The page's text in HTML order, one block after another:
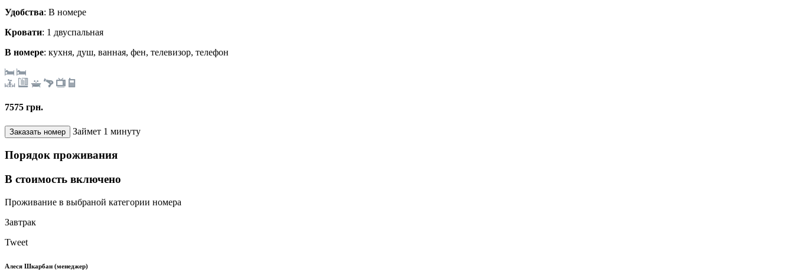
Удобства: В номере
Кровати: 1 двуспальная
В номере: кухня, душ, ванная, фен, телевизор, телефон
7575 грн.
Займет 1 минуту
Порядок проживания
В стоимость включено
Проживание в выбраной категории номера
Завтрак
Tweet
Алеся Шкарбан (менеджер)